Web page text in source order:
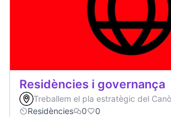
Residències i governança
Treballem el pla estratègic del
Residències
0 0